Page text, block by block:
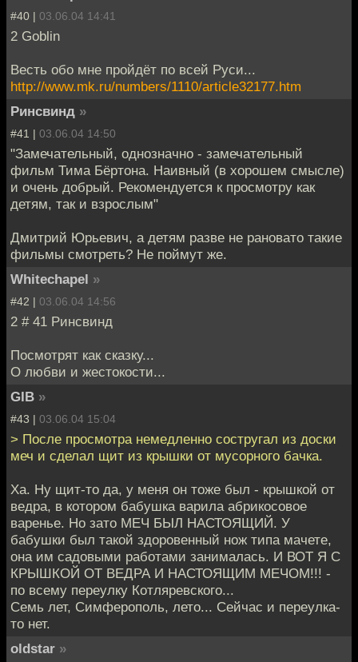
#40 | 03.06.04 14:41
2 Goblin
Весть обо мне пройдёт по всей Руси...
http://www.mk.ru/numbers/1110/article32177.htm
Ринсвинд »
#41 | 03.06.04 14:50
"Замечательный, однозначно - замечательный
фильм Тима Бёртона. Наивный (в хорошем смысле)
и очень добрый. Рекомендуется к просмотру как
детям, так и взрослым"
Дмитрий Юрьевич, а детям разве не рановато такие
фильмы смотреть? Не поймут же.
Whitechapel »
#42 | 03.06.04 14:56
2 # 41 Ринсвинд
Посмотрят как сказку...
О любви и жестокости...
GIB »
#43 | 03.06.04 15:04
> После просмотра немедленно состругал из доски
меч и сделал щит из крышки от мусорного бачка.
Ха. Ну щит-то да, у меня он тоже был - крышкой от
ведра, в котором бабушка варила абрикосовое
варенье. Но зато МЕЧ БЫЛ НАСТОЯЩИЙ. У
бабушки был такой здоровенный нож типа мачете,
она им садовыми работами занималась. И ВОТ Я С
КРЫШКОЙ ОТ ВЕДРА И НАСТОЯЩИМ МЕЧОМ!!! -
по всему переулку Котляревского...
Семь лет, Симферополь, лето... Сейчас и переулка-
то нет.
oldstar »